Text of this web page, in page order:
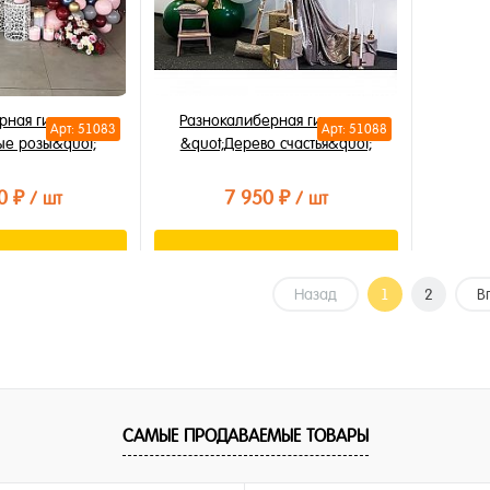
Арт: 51083
гирлянда
розы&quot;
₽ / шт
Арт: 51088
Разнокалиберная гирлянда
&quot;Дерево счастья&quot;
7 950 ₽ / шт
Назад 1 2
САМЫЕ ПРОДАВАЕМЫЕ ТОВАРЫ